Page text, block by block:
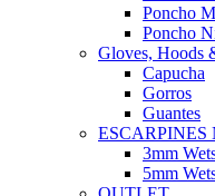
Poncho
Poncho
Gloves, Hoods
Capucha
Gorros
Guantes
ESCARPINES
3mm
5mm